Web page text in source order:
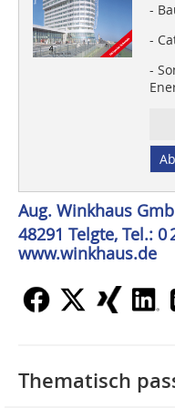
-
-
-
Aug. Winkhaus
48291 Telgte, Tel.: 0
www.winkhaus.de
Thematisch